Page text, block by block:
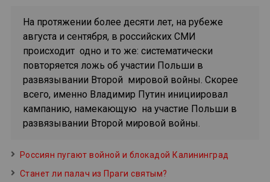
На протяжении более десяти лет, на рубеже
августа и сентября, в российских СМИ
происходит одно и то же: систематически
повторяется ложь об участии Польши в
развязывании Второй мировой войны. Скорее
всего, именно Владимир Путин инициировал
кампанию, намекающую на участие Польши в
развязывании Второй мировой войны.
Россиян пугают войной и блокадой Калининград
Станет ли палач из Праги святым?